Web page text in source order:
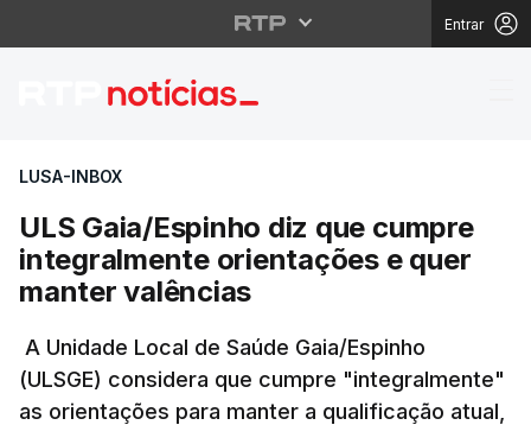
Entrar
ULS Gaia/Espinho
LUSA-INBOX
ULS Gaia/Espinho diz que cumpre
integralmente orientações e quer
manter valências
A Unidade Local de Saúde Gaia/Espinho
(ULSGE) considera que cumpre "integralmente"
as orientações para manter a qualificação atual,